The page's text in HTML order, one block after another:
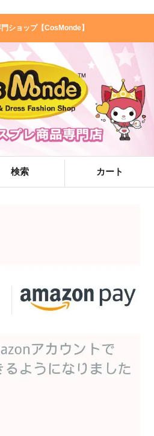
ショップ【CosMonde】
検索 カート